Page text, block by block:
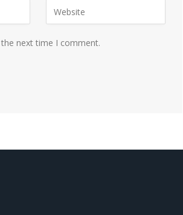
next time I comment.